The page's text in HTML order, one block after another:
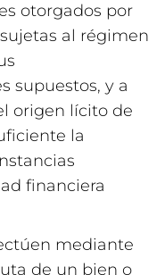
otorgados por
al régimen
supuestos, y a
origen lícito de
la
financiera
mediante
de un bien o